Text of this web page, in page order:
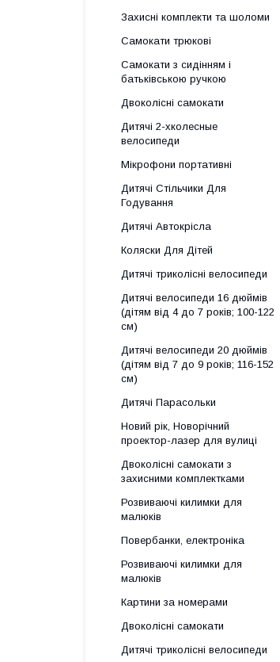
Захисні комплекти та шоломи
Самокати трюкові
Самокати з сидінням і
батьківською ручкою
Двоколісні самокати
Дитячі 2-хколесные
велосипеди
Мікрофони портативні
Дитячі Стільчики Для
Годування
Дитячі Автокрісла
Коляски Для Дітей
Дитячі триколісні велосипеди
Дитячі велосипеди 16 дюймів
(дітям від 4 до 7 років; 100-122
см)
Дитячі велосипеди 20 дюймів
(дітям від 7 до 9 років; 116-152
см)
Дитячі Парасольки
Новий рік, Новорічний
проектор-лазер для вулиці
Двоколісні самокати з
захисними комплектками
Розвиваючі килимки для
малюків
Повербанки, електроніка
Розвиваючі килимки для
малюків
Картини за номерами
Двоколісні самокати
Дитячі триколісні велосипеди